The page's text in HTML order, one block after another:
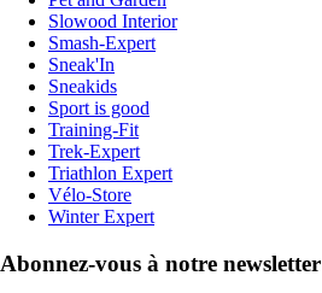
Slowood Interior
Smash-Expert
Sneak'In
Sneakids
Sport is good
Training-Fit
Trek-Expert
Triathlon Expert
Vélo-Store
Winter Expert
Abonnez-vous à notre newsletter